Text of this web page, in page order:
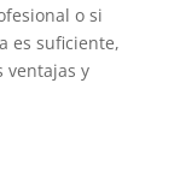
o si
es suficiente,
ventajas y